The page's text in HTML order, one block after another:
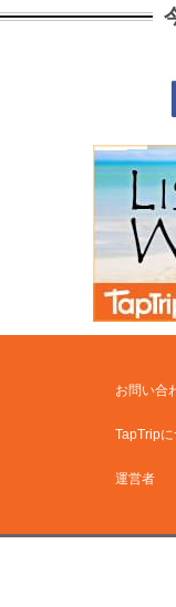
お問い合
TapTrip
運営者